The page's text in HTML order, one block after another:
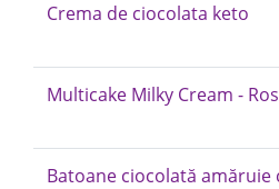
Crema de ciocolata keto
Multicake Milky Cream -
Batoane ciocolată amăruie